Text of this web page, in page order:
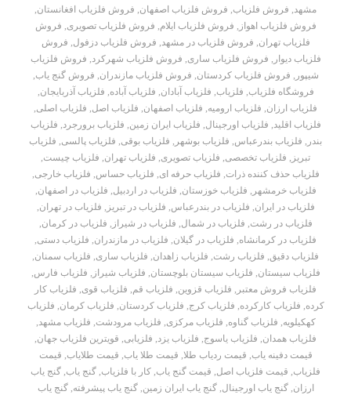
مشهد, فروش فلزیاب, فروش فلزیاب اصفهان, فروش فلزیاب افغانستان,
فروش فلزیاب اهواز , فروش فلزیاب ایلام, فروش فلزیاب تصویری, فروش
فلزیاب تهران, فروش فلزیاب در مشهد, فروش فلزیاب دزفول, فروش
فلزیاب دیوار , فروش فلزیاب ساری, فروش فلزیاب شهرکرد, فروش فلزیاب
شیپور , فروش فلزیاب کردستان, فروش فلزیاب مازندران, فروش گنج یاب,
فروشگاه فلزیاب, فلزیاب, فلزیاب آبادان, فلزیاب آباده, فلزیاب آذربایجان,
فلزیاب ارزان, فلزیاب ارومیه, فلزیاب اصفهان, فلزیاب اصل, فلزیاب اصلی,
فلزیاب اقلید, فلزیاب اورجینال, فلزیاب ایران زمین, فلزیاب برورجرد, فلزیاب
بندر , فلزیاب بندرعباس, فلزیاب بوشهر , فلزیاب بوقی, فلزیاب پالسی, فلزیاب
تبریز , فلزیاب تخصصی, فلزیاب تصویری, فلزیاب تهران, فلزیاب چیست,
فلزیاب حذف کننده ذرات, فلزیاب حرفه ای, فلزیاب حساس, فلزیاب خارجی,
فلزیاب خرمشهر , فلزیاب خوزستان, فلزیاب در اردبیل, فلزیاب در اصفهان,
فلزیاب در ایران, فلزیاب در بندرعباس, فلزیاب در تبریز , فلزیاب در تهران,
فلزیاب در رشت, فلزیاب در شمال, فلزیاب در شیراز , فلزیاب در کرمان,
فلزیاب در کرمانشاه, فلزیاب در گیلان, فلزیاب در مازندران, فلزیاب دستی,
فلزیاب دقیق, فلزیاب رشت, فلزیاب زاهدان, فلزیاب ساری, فلزیاب سمنان,
فلزیاب سیستان, فلزیاب سیستان بلوچستان, فلزیاب شیراز , فلزیاب فارس,
فلزیاب فروش معتبر , فلزیاب قزوین, فلزیاب قم, فلزیاب قوی, فلزیاب کار
کرده, فلزیاب کارکرده, فلزیاب کرج, فلزیاب کردستان, فلزیاب کرمان, فلزیاب
کهکیلویه, فلزیاب گناوه, فلزیاب مرکزی, فلزیاب مرودشت, فلزیاب مشهد,
فلزیاب همدان, فلزیاب یاسوج, فلزیاب یزد, فلزیابی, قویترین فلزیاب جهان,
قیمت دفینه یاب, قیمت ردیاب طلا, قیمت طلا یاب, قیمت طلایاب, قیمت
فلزیاب, قیمت فلزیاب اصل, قیمت گنج یاب, کار با فلزیاب, گنج یاب, گنج یاب
ارزان, گنج یاب اورجینال, گنج یاب ایران زمین, گنج یاب پیشرفته, گنج یاب